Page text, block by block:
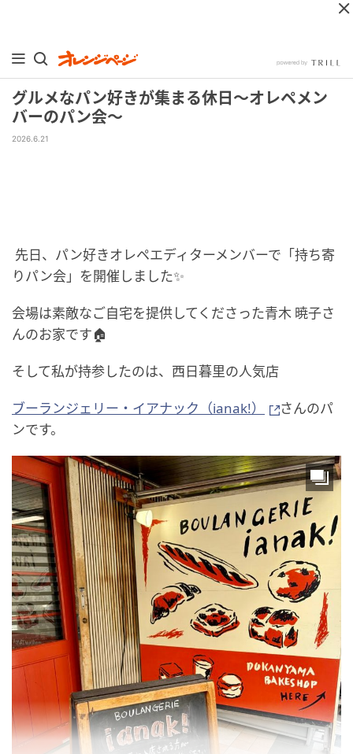
グルメなパン好きが集まる休日〜オレペメン
バーのパン会〜
2026.6.21
先日、パン好きオレペエディターメンバーで「持ち寄
りパン会」を開催しました✨
会場は素敵なご自宅を提供してくださった青木 暁子さ
んのお家です🏠
そして私が持参したのは、西日暮里の人気店
ブーランジェリー・イアナック（ianak!）
さんのパ
ンです。